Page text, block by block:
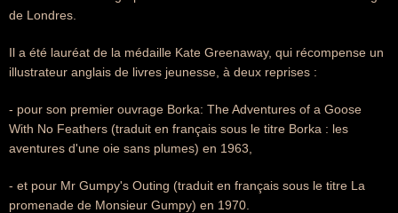
de Londres.
Il a été lauréat de la médaille Kate Greenaway, qui récompense un
illustrateur anglais de livres jeunesse, à deux reprises :
- pour son premier ouvrage Borka: The Adventures of a Goose
With No Feathers (traduit en français sous le titre Borka : les
aventures d'une oie sans plumes) en 1963,
- et pour Mr Gumpy's Outing (traduit en français sous le titre La
promenade de Monsieur Gumpy) en 1970.